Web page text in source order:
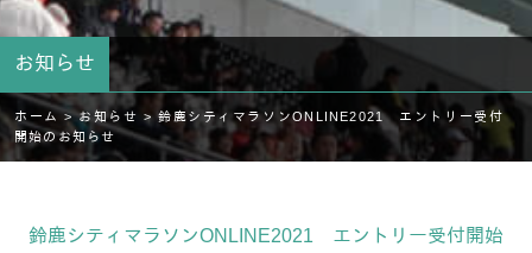
お知らせ
ホーム >お知らせ > 鈴鹿シティマラソンONLINE2021 エントリー受付
開始のお知らせ
鈴鹿シティマラソンONLINE2021 エントリー受付開始